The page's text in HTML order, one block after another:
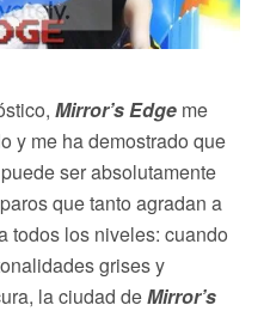
Mirror’s Edge me
y me ha demostrado que
ser absolutamente
que tanto agradan a
todos los niveles: cuando
grises y
la ciudad deMirror’s